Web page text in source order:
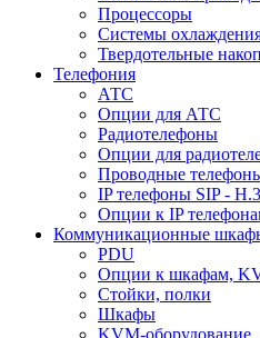
Процессоры
Системы
Твердотельные
Телефония
АТС
Опции для АТС
Радиотелефоны
Опции для
Проводные
IP телефоны SIP -
Опции к IP
Коммуникационные
PDU
Опции к шкафам,
Стойки, полки
Шкафы